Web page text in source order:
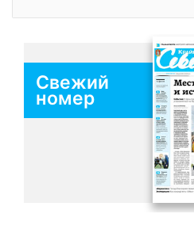
Свежий
номер